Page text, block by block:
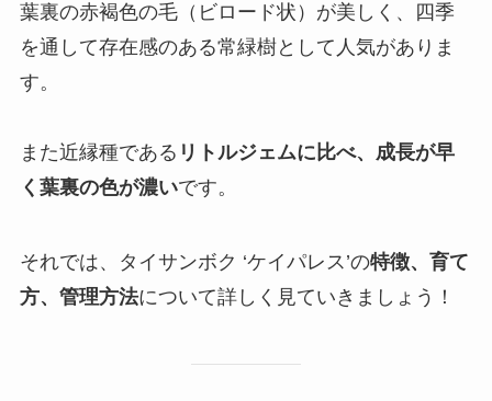
葉裏の赤褐色の毛（ビロード状）が美しく、四季
を通して存在感のある常緑樹として人気がありま
す。
また近縁種である リトルジェムに比べ、成長が早
く葉裏の色が濃いです。
それでは、タイサンボク ‘ケイパレス’の特徴、育て
方、管理方法について詳しく見ていきましょう！